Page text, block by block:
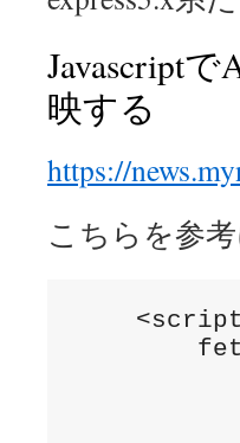
Javascript
映する
https://
こちらを参